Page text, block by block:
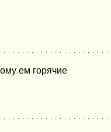
ем горячие